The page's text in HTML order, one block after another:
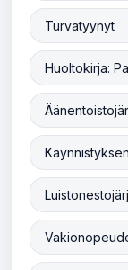
Turvatyynyt
Huoltokirja: